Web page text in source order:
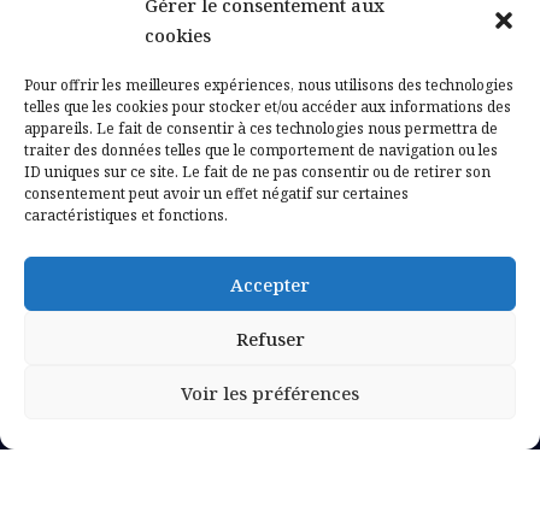
Gérer le consentement aux
cookies
Pour offrir les meilleures expériences, nous utilisons des technologies
telles que les cookies pour stocker et/ou accéder aux informations des
appareils. Le fait de consentir à ces technologies nous permettra de
traiter des données telles que le comportement de navigation ou les
ID uniques sur ce site. Le fait de ne pas consentir ou de retirer son
consentement peut avoir un effet négatif sur certaines
caractéristiques et fonctions.
Accepter
Refuser
Voir les préférences
Contactez-nous
Mentions légales
Politique de confidentialité